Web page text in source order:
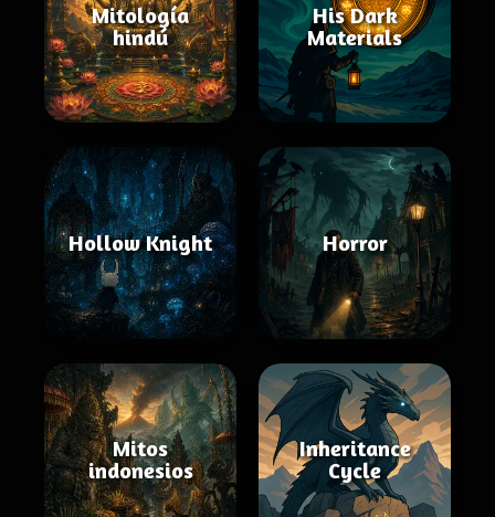
Mitología
hindú
His Dark
Materials
Hollow Knight Horror
Mitos
indonesios
Inheritance
Cycle